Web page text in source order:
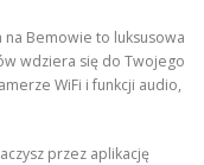
na Bemowie to luksusowa
wdziera się do Twojego
WiFi i funkcji audio,
przez aplikację